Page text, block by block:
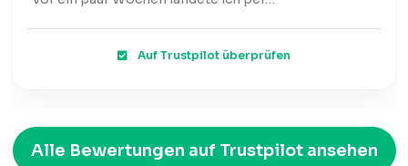
Auf Trustpilot überprüfen
Alle Bewertungen auf Trustpilot ansehen